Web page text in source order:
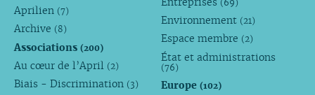
Aprilien (7)
Archive (8)
Associations (200)
Au cœur de l’April (2)
Biais - Discrimination (3)
(69)
Environnement (21)
Espace membre (2)
État et administrations
(76)
Europe(102)